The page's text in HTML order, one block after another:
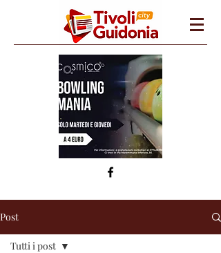
Post
Tutti i post